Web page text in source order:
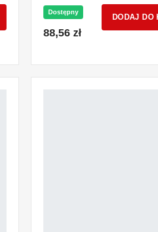
Dostępny
88,56 zł
DODAJ DO